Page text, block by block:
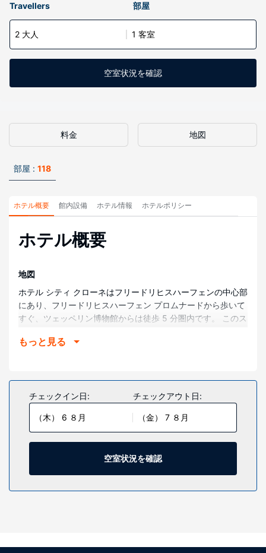
Travellers 部屋
2 大人 1 客室
空室状況を確認
料金 地図
部屋 : 118
ホテル概要 館内設備 ホテル情報 ホテルポリシー
ホテル概要
地図
ホテル シティ クローネはフリードリヒスハーフェンの中心部
にあり、フリードリヒスハーフェン プロムナードから歩いて
すぐ、ツェッペリン博物館からは徒歩 5 分圏内です。 このス
km、グラフ ツェッペリン ハウスまで 0.9 km の場所にあり
全部で 118 ある冷房完備の客室にはミニバー、薄型テレビな
どが備わっており、ゆっくりおくつろぎいただけます。WiFi
(無料)をお使いいただけるほか、衛星放送の番組をご覧いた
だけます。シャワーのある専用バスルームには、バスアメニ
ティ (無料)、ヘアドライヤーが備わっています。電話の他
に、セーフティボックスやデスクもご利用いただけます。
施設
マッサージを受けられるスパで贅沢な時間をお過ごしくださ
利用いただけます。
もっと見る
チェックイン日:
（木） 6 ８月
チェックアウト日:
（金） 7 ８月
空室状況を確認